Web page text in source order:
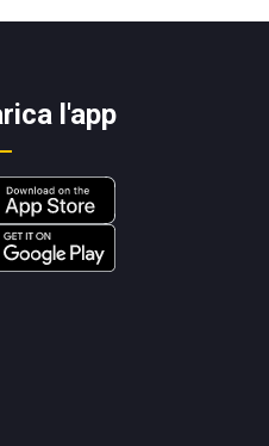
l'app